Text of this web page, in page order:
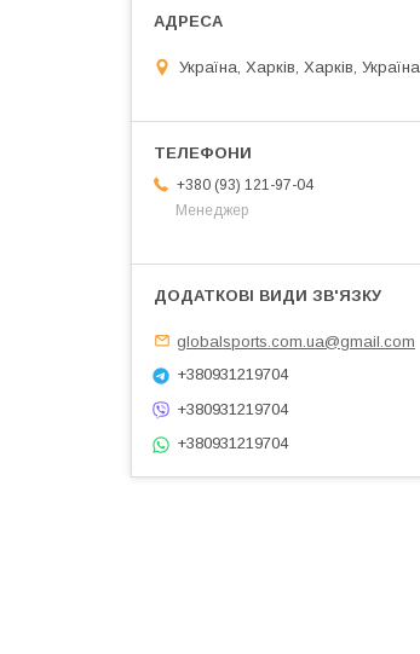
Україна, Харків, Харків, Україна
+380 (93) 121-97-04
Менеджер
globalsports.com.ua@gmail.com
+380931219704
+380931219704
+380931219704